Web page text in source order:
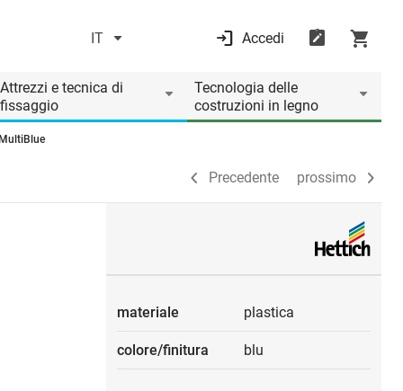
IT Accedi
Attrezzi e tecnica di
fissaggio
Tecnologia delle
costruzioni in legno
Precedente prossimo
Precedente prossimo
materiale plastica
colore/finitura blu